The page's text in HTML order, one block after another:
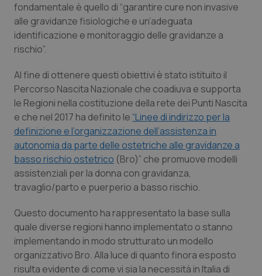
Friuli Venezia Giulia
Lazio
Liguria
Lombardia
Marche
Molise
Provincia Autonoma di Bolzano
Provincia Autonoma di Trento
Dermatite Atopica
Diabete & glucometri
Disturbi dell’umore
Dolore
Donna & Salute
Epatiti
Infezioni & Febbre
Ipertensione & Scompenso
fondamentale è quello di “garantire cure non invasive
alle gravidanze fisiologiche e un’adeguata
identificazione e monitoraggio delle gravidanze a
rischio”.
Al fine di ottenere questi obiettivi è stato istituito il
Percorso Nascita Nazionale che coadiuva e supporta
le Regioni nella costituzione della rete dei Punti Nascita
e che nel 2017 ha definito le“Linee di indirizzo per la
definizione e l’organizzazione dell’assistenza in
autonomia da parte delle ostetriche alle gravidanze a
basso rischio ostetrico (Bro)” che promuove modelli
assistenziali per la donna con gravidanza,
travaglio/parto e puerperio a basso rischio.
Questo documento ha rappresentato la base sulla
quale diverse regioni hanno implementato o stanno
implementando in modo strutturato un modello
organizzativo Bro. Alla luce di quanto finora esposto
risulta evidente di come vi sia la necessità in Italia di